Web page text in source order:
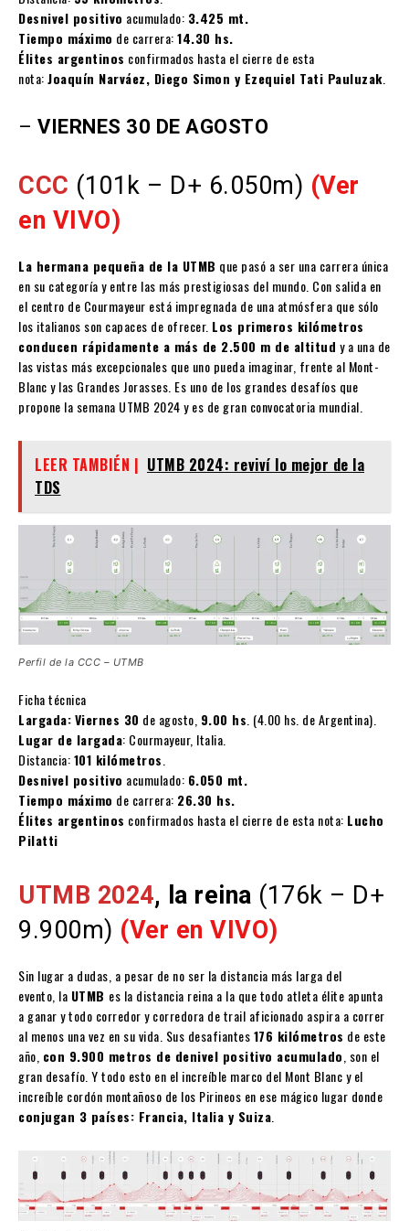
Desnivel positivo acumulado: 3.425 mt.
Tiempo máximo de carrera:14.30 hs.
Élites argentinos confirmados hasta el cierre de esta
nota:Joaquín Narváez, Diego Simon y Ezequiel Tati Pauluzak.
– VIERNES 30 DE AGOSTO
CCC (101k – D+ 6.050m) (Ver
en VIVO)
La hermana pequeña de la UTMB que pasó a ser una carrera única
en su categoría y entre las más prestigiosas del mundo. Con salida en
el centro de Courmayeur está impregnada de una atmósfera que sólo
los italianos son capaces de ofrecer. Los primeros kilómetros
conducen rápidamente a más de 2.500 m de altitud y a una de
las vistas más excepcionales que uno pueda imaginar, frente al Mont-
Blanc y las Grandes Jorasses. Es uno de los grandes desafíos que
propone la semana UTMB 2024 y es de gran convocatoria mundial.
LEER TAMBIÉN | UTMB 2024: reviví lo mejor de la
TDS
Perfil de la CCC – UTMB
Ficha técnica
Largada:Viernes 30 de agosto, 9.00 hs . (4.00 hs. de Argentina).
Lugar de largada: Courmayeur, Italia.
Distancia:101 kilómetros
Desnivel positivo acumulado: 6.050 mt.
Tiempo máximo de carrera: 26.30 hs.
Élites argentinos confirmados hasta el cierre de esta nota: Lucho
Pilatti
UTMB 2024, la reina (176k – D+
9.900m) (Ver en VIVO)
Sin lugar a dudas, a pesar de no ser la distancia más larga del
evento, la UTMB es la distancia reina a la que todo atleta élite apunta
a ganar y todo corredor y corredora de trail aficionado aspira a correr
al menos una vez en su vida. Sus desafiantes176 kilómetros de este
año, con 9.900 metros de denivel positivo acumulado , son el
gran desafío. Y todo esto en el increíble marco del Mont Blanc y el
increíble cordón montañoso de los Pirineos en ese mágico lugar donde
conjugan 3 países: Francia, Italia y Suiza